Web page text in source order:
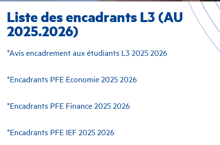
Liste des encadrants L3 (AU
2025.2026)
*Avis encadrement aux étudiants L3 2025 2026
*Encadrants PFE Economie 2025 2026
*Encadrants PFE Finance 2025 2026
*Encadrants PFE IEF 2025 2026